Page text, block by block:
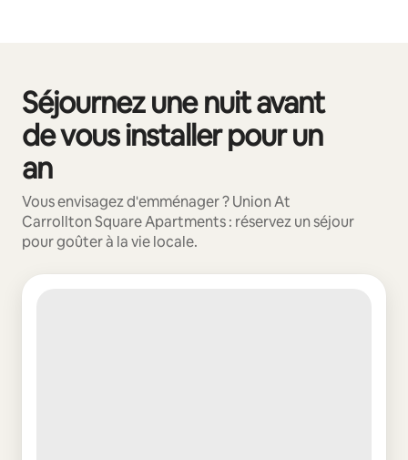
Séjournez une nuit avant
de vous installer pour un
an
Vous envisagez d'emménager ? Union At
Carrollton Square Apartments : réservez un séjour
pour goûter à la vie locale.
0 sur 0 élément visible